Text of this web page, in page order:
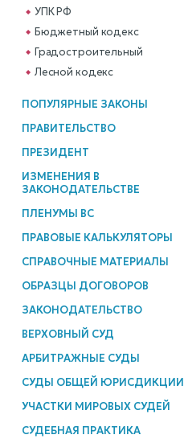
УПК РФ
Бюджетный кодекс
Градостроительный
Лесной кодекс
ПОПУЛЯРНЫЕ ЗАКОНЫ
ПРАВИТЕЛЬСТВО
ПРЕЗИДЕНТ
ИЗМЕНЕНИЯ В
ЗАКОНОДАТЕЛЬСТВЕ
ПЛЕНУМЫ ВС
ПРАВОВЫЕ КАЛЬКУЛЯТОРЫ
СПРАВОЧНЫЕ МАТЕРИАЛЫ
ОБРАЗЦЫ ДОГОВОРОВ
ЗАКОНОДАТЕЛЬСТВО
ВЕРХОВНЫЙ СУД
АРБИТРАЖНЫЕ СУДЫ
СУДЫ ОБЩЕЙ ЮРИСДИКЦИИ
УЧАСТКИ МИРОВЫХ СУДЕЙ
СУДЕБНАЯ ПРАКТИКА